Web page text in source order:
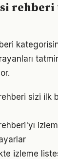
sizi ilk
izleme